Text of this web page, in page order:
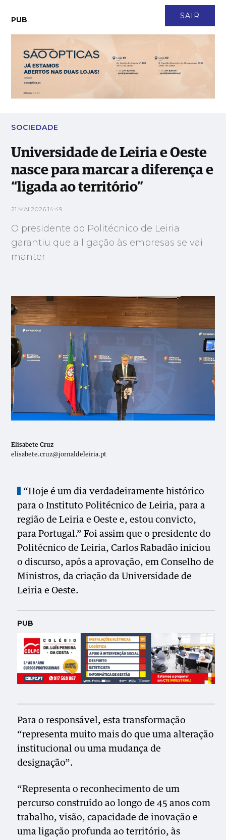
SAIR
PUB
Universidade de Leiria e Oeste nasce para marcar a diferença e
“ligada ao território”
SOCIEDADE
Universidade de Leiria e Oeste
nasce para marcar a diferença e
“ligada ao território”
21 MAI 2026 14:49
O presidente do Politécnico de Leiria
garantiu que a ligação às empresas se vai
manter
Elisabete Cruz
elisabete.cruz@jornaldeleiria.pt
“Hoje é um dia verdadeiramente histórico
para o Instituto Politécnico de Leiria, para a
região de Leiria e Oeste e, estou convicto,
para Portugal.” Foi assim que o presidente do
Politécnico de Leiria, Carlos Rabadão iniciou
o discurso, após a aprovação, em Conselho de
Ministros, da criação da Universidade de
Leiria e Oeste.
PUB
Para o responsável, esta transformação
“representa muito mais do que uma alteração
institucional ou uma mudança de
designação”.
“Representa o reconhecimento de um
percurso construído ao longo de 45 anos com
trabalho, visão, capacidade de inovação e
uma ligação profunda ao território, às